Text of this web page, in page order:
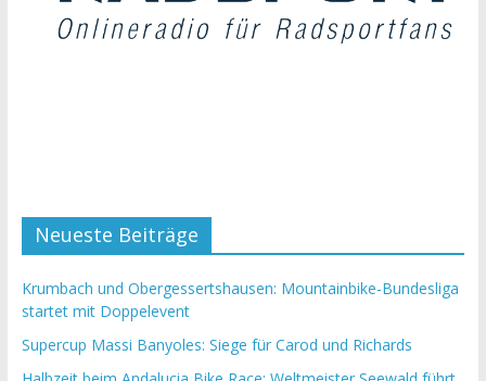
Neueste Beiträge
Krumbach und Obergessertshausen: Mountainbike-Bundesliga
startet mit Doppelevent
Supercup Massi Banyoles: Siege für Carod und Richards